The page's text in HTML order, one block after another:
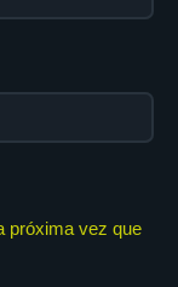
próxima vez que